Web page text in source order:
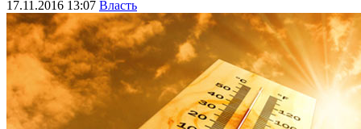
17.11.2016 13:07 Власть